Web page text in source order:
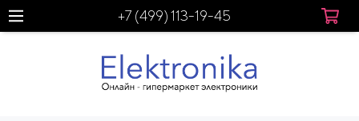
+7 (499) 113-19-45